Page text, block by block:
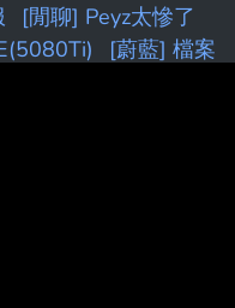
[閒聊] Peyz太慘了
[蔚藍] 檔案